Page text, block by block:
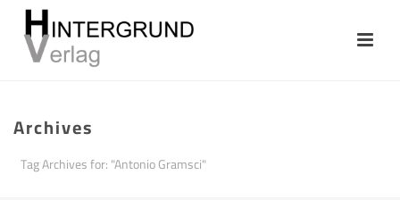
Archives
Tag Archives for: "Antonio Gramsci"